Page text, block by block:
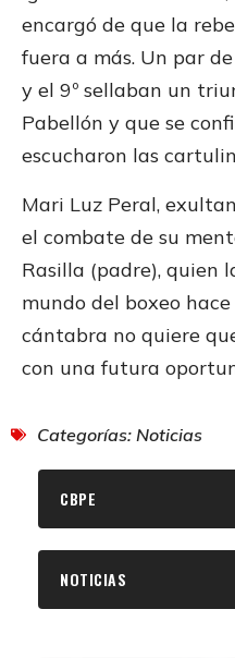
encargó de que la
fuera a más. Un par
y el 9º sellaban un
Pabellón y que se
escucharon las
Mari Luz Peral,
el combate de su
Rasilla (padre), quien
mundo del boxeo
cántabra no quiere
con una futura
Categorías: Noticias
CBPE
NOTICIAS